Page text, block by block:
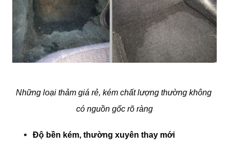
Những loại thảm giá rẻ, kém chất lượng thường không
có nguồn gốc rõ ràng
Độ bền kém, thường xuyên thay mới